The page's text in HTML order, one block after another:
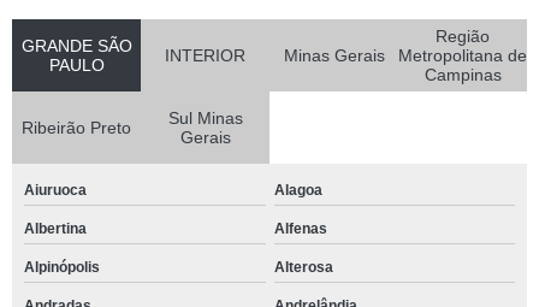
GRANDE SÃO
PAULO
INTERIOR Minas Gerais
Região
Metropolitana de
Campinas
Ribeirão Preto
Sul Minas
Gerais
Aiuruoca Alagoa
Albertina Alfenas
Alpinópolis Alterosa